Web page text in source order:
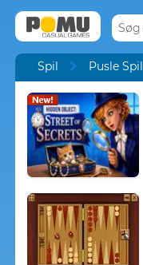
Spil Pusle Spil